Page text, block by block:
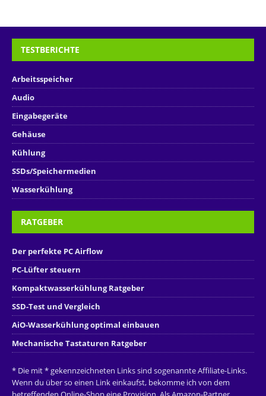
TESTBERICHTE
Arbeitsspeicher
Audio
Eingabegeräte
Gehäuse
Kühlung
SSDs/Speichermedien
Wasserkühlung
RATGEBER
Der perfekte PC Airflow
PC-Lüfter steuern
Kompaktwasserkühlung Ratgeber
SSD-Test und Vergleich
AiO-Wasserkühlung optimal einbauen
Mechanische Tastaturen Ratgeber
* Die mit * gekennzeichneten Links sind sogenannte Affiliate-Links.
Wenn du über so einen Link einkaufst, bekomme ich von dem